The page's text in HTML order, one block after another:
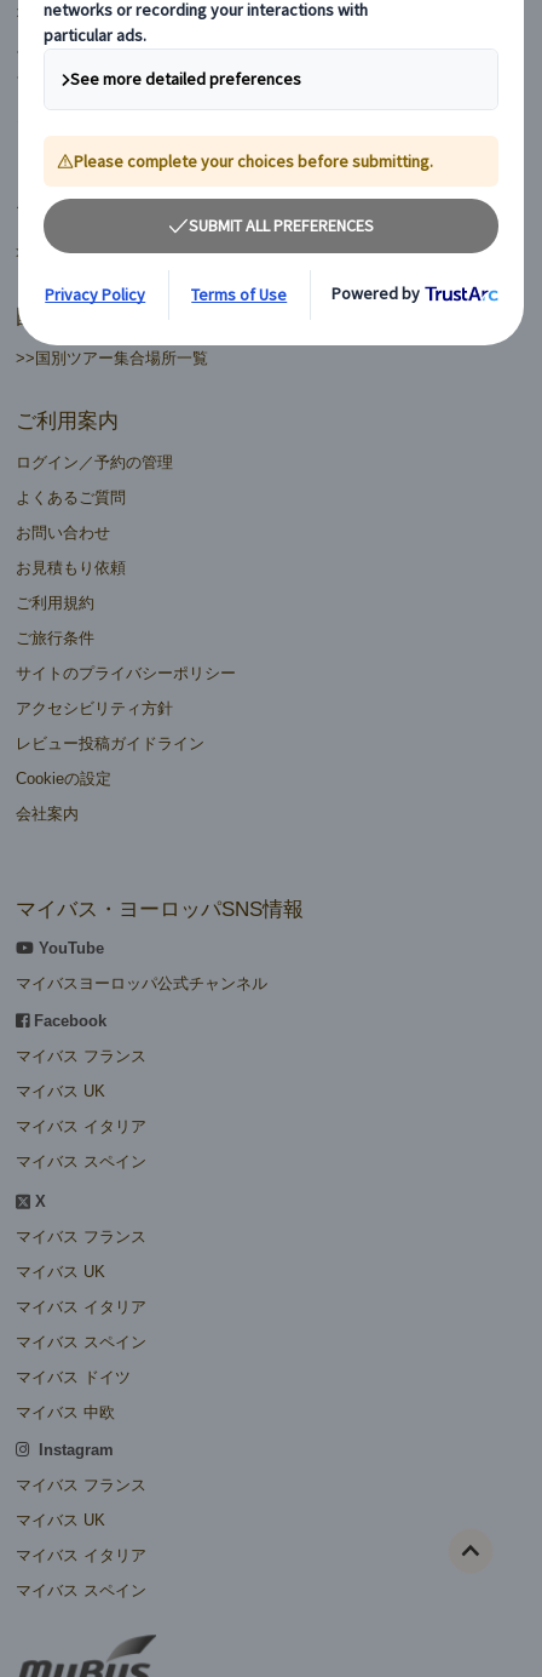
オランダ
スイス
フィンランド
マイバス日本語ツアーデスク
>>日本語ツアーデスク一覧
国別ツアー集合場所
>>国別ツアー集合場所一覧
ご利用案内
ログイン／予約の管理
よくあるご質問
お問い合わせ
お見積もり依頼
ご利用規約
ご旅行条件
サイトのプライバシーポリシー
アクセシビリティ方針
レビュー投稿ガイドライン
Cookieの設定
会社案内
マイバス・ヨーロッパSNS情報
YouTube
マイバスヨーロッパ公式チャンネル
Facebook
マイバス フランス
マイバス UK
マイバス イタリア
マイバス スペイン
X
マイバス フランス
マイバス UK
マイバス イタリア
マイバス スペイン
マイバス ドイツ
マイバス 中欧
Instagram
マイバス フランス
マイバス UK
マイバス イタリア
マイバス スペイン